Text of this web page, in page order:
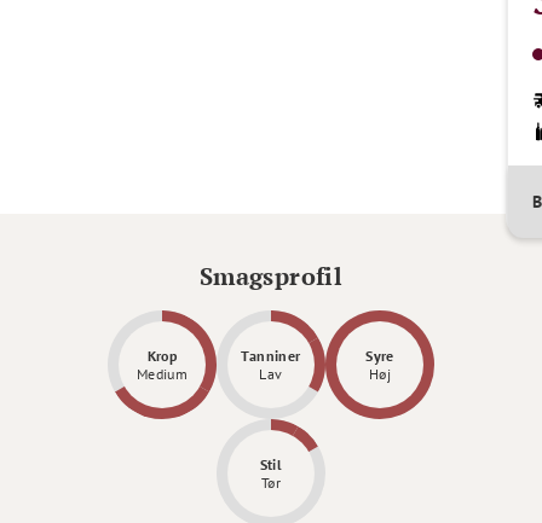
Smagsprofil
Krop
Medium
Tanniner
Lav
Syre
Høj
Stil
Tør